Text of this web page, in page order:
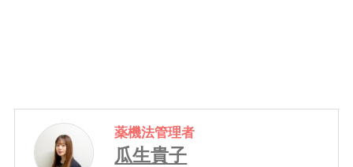
薬機法管理者
瓜生貴子